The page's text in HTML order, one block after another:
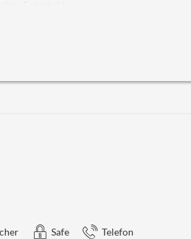
Eiche und feiner Loden zieren den
Sicht.
Safe Telefon